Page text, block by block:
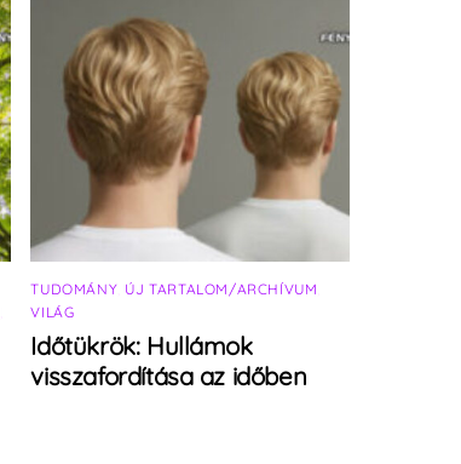
TUDOMÁNY ÚJ TARTALOM/ARCHÍVUM
VILÁG
Időtükrök: Hullámok
visszafordítása az időben